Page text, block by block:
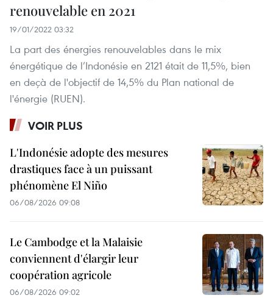
renouvelable en 2021
19/01/2022 03:32
La part des énergies renouvelables dans le mix
énergétique de l’Indonésie en 2121 était de 11,5%, bien
en deçà de l'objectif de 14,5% du Plan national de
l'énergie (RUEN).
VOIR PLUS
L'Indonésie adopte des mesures
drastiques face à un puissant
phénomène El Niño
06/08/2026 09:08
Le Cambodge et la Malaisie
conviennent d'élargir leur
coopération agricole
06/08/2026 09:02